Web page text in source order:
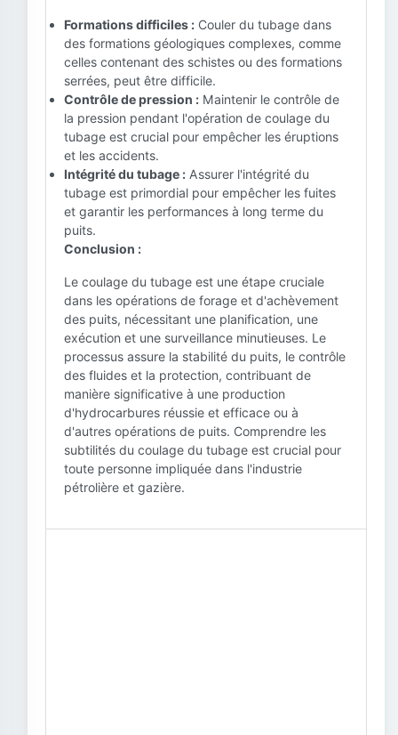
Formations difficiles : Couler du tubage dans
des formations géologiques complexes, comme
celles contenant des schistes ou des formations
serrées, peut être difficile.
Contrôle de pression : Maintenir le contrôle de
la pression pendant l'opération de coulage du
tubage est crucial pour empêcher les éruptions
et les accidents.
Intégrité du tubage : Assurer l'intégrité du
tubage est primordial pour empêcher les fuites
et garantir les performances à long terme du
puits.
Conclusion :
Le coulage du tubage est une étape cruciale
dans les opérations de forage et d'achèvement
des puits, nécessitant une planification, une
exécution et une surveillance minutieuses. Le
processus assure la stabilité du puits, le contrôle
des fluides et la protection, contribuant de
manière significative à une production
d'hydrocarbures réussie et efficace ou à
d'autres opérations de puits. Comprendre les
subtilités du coulage du tubage est crucial pour
toute personne impliquée dans l'industrie
pétrolière et gazière.